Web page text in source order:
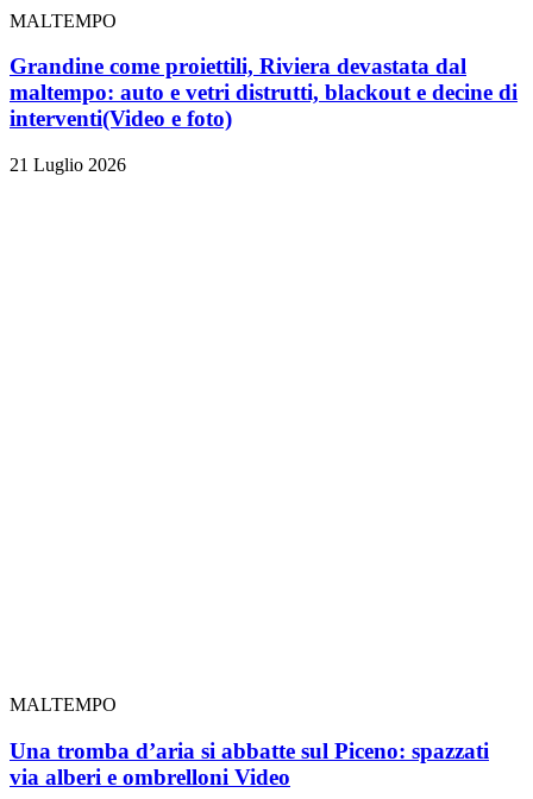
MALTEMPO
Grandine come proiettili, Riviera devastata dal
maltempo: auto e vetri distrutti, blackout e decine di
interventi(Video e foto)
21 Luglio 2026
MALTEMPO
Una tromba d’aria si abbatte sul Piceno: spazzati
via alberi e ombrelloni Video